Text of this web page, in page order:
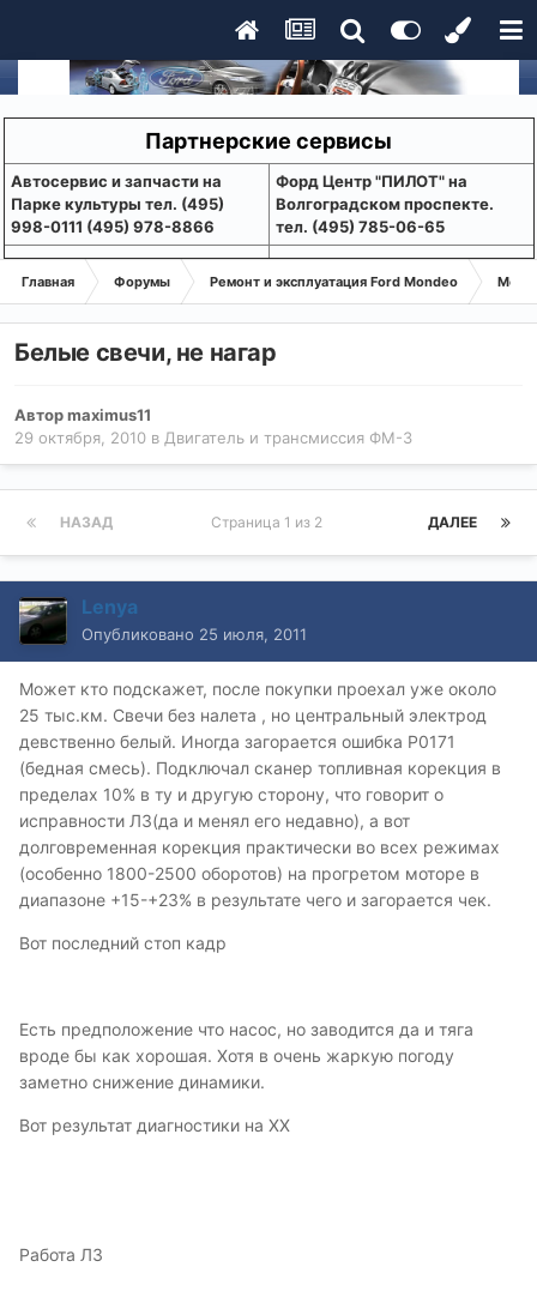
Партнерские сервисы
Aвтосервис и запчасти на
Парке культуры тел. (495)
998-0111 (495) 978-8866
Форд Центр "ПИЛОТ" на
Волгоградском проспекте.
тел. (495) 785-06-65
Главная Форумы Ремонт и эксплуатация Ford Mondeo
Белые свечи, не нагар
Авторmaximus11
29 октября, 2010 в Двигатель и трансмиссия ФМ-3
НАЗАД ДАЛЕЕ
Страница 1 из 2
Lenya
Опубликовано 25 июля, 2011
Может кто подскажет, после покупки проехал уже около
25 тыс.км. Свечи без налета , но центральный электрод
девственно белый. Иногда загорается ошибка Р0171
(бедная смесь). Подключал сканер топливная корекция в
пределах 10% в ту и другую сторону, что говорит о
исправности ЛЗ(да и менял его недавно), а вот
долговременная корекция практически во всех режимах
(особенно 1800-2500 оборотов) на прогретом моторе в
диапазоне +15-+23% в результате чего и загорается чек.
Вот последний стоп кадр
Есть предположение что насос, но заводится да и тяга
вроде бы как хорошая. Хотя в очень жаркую погоду
заметно снижение динамики.
Вот результат диагностики на ХХ
Работа ЛЗ